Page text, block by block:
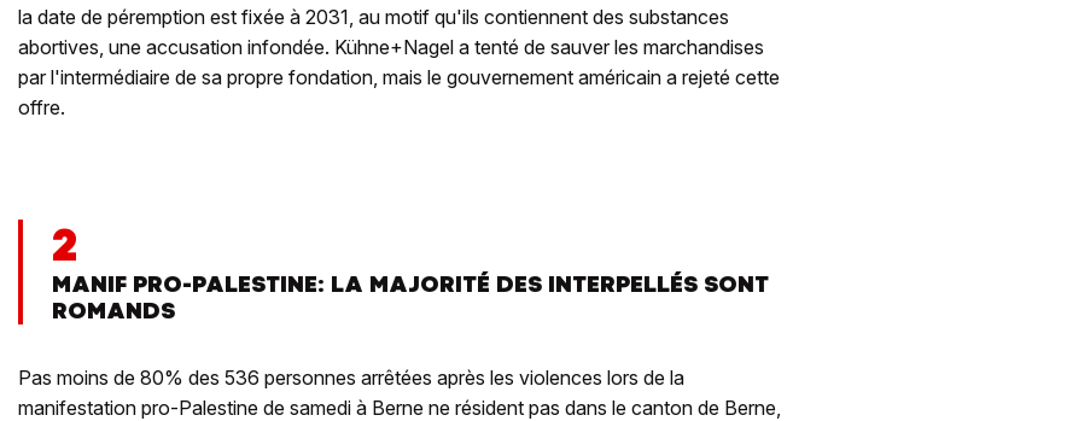
la date de péremption est fixée à 2031, au motif qu'ils contiennent des substances
abortives, une accusation infondée. Kühne+Nagel a tenté de sauver les marchandises
par l'intermédiaire de sa propre fondation, mais le gouvernement américain a rejeté cette
offre.
2
MANIF PRO-PALESTINE: LA MAJORITÉ DES INTERPELLÉS SONT
ROMANDS
Pas moins de 80% des 536 personnes arrêtées après les violences lors de la
manifestation pro-Palestine de samedi à Berne ne résident pas dans le canton de Berne,